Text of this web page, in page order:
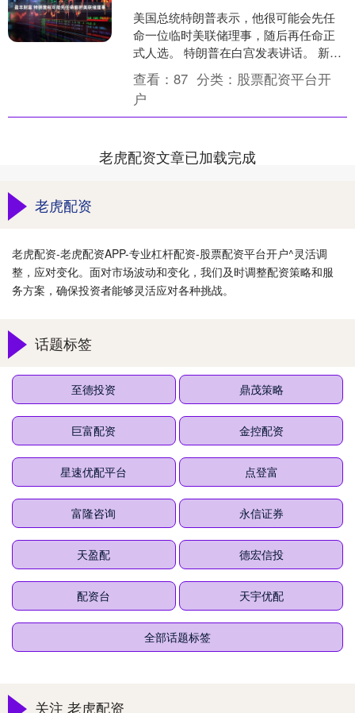
美国总统特朗普表示，他很可能会先任
命一位临时美联储理事，随后再任命正
式人选。 特朗普在白宫发表讲话。 新浪
合作大平台期货开户 安全快捷有保障 海
量资讯、精准解读....
查看：87 分类： 股票配资平台开
户
老虎配资文章已加载完成
老虎配资
老虎配资-老虎配资APP-专业杠杆配资-股票配资平台开户^灵活调
整，应对变化。面对市场波动和变化，我们及时调整配资策略和服
务方案，确保投资者能够灵活应对各种挑战。
话题标签
至德投资 鼎茂策略
巨富配资 金控配资
星速优配平台 点登富
富隆咨询 永信证券
天盈配 德宏信投
配资台 天宇优配
全部话题标签
关注 老虎配资